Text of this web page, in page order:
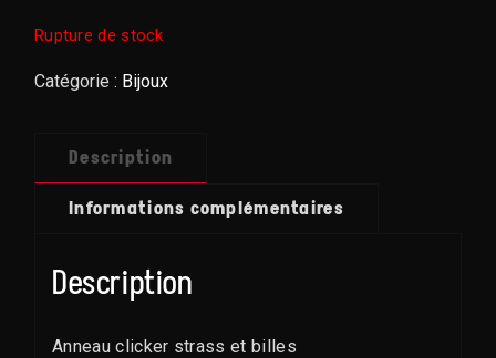
Rupture de stock
Catégorie : Bijoux
Description
Informations complémentaires
Description
Anneau clicker strass et billes